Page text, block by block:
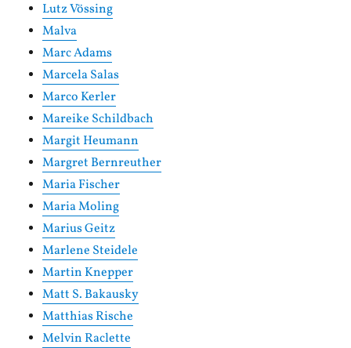
Lutz Vössing
Malva
Marc Adams
Marcela Salas
Marco Kerler
Mareike Schildbach
Margit Heumann
Margret Bernreuther
Maria Fischer
Maria Moling
Marius Geitz
Marlene Steidele
Martin Knepper
Matt S. Bakausky
Matthias Rische
Melvin Raclette